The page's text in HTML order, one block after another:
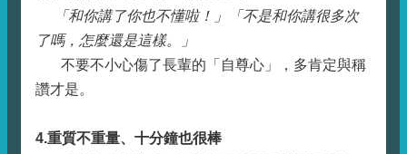
「和你講了你也不懂啦！」「不是和你講很多次
了嗎，怎麼還是這樣。」
不要不小心傷了長輩的「自尊心」，多肯定與稱
讚才是。
4.重質不重量、十分鐘也很棒